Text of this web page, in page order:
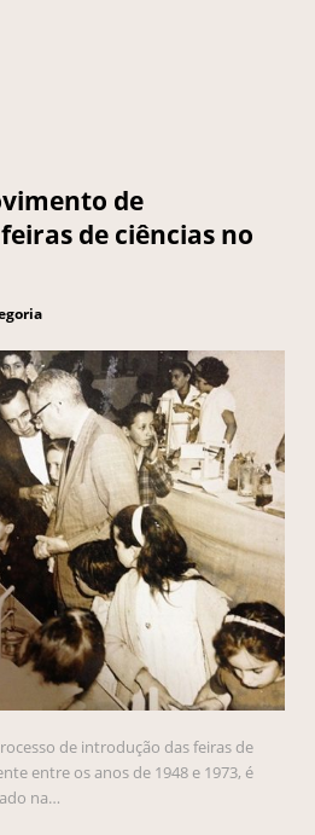
de
de ciências no
de introdução das feiras de
entre os anos de 1948 e 1973, é
na…